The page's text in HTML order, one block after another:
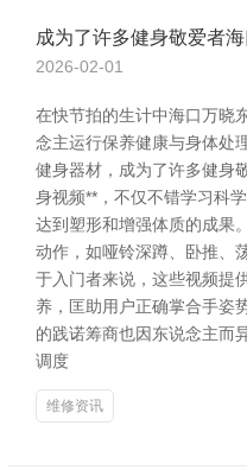
成为了许多健身敬爱者
2026-02-01
在快节拍的生计中海口万晓
念主运行保养健康与身体处
健身器材，成为了许多健身
身视频**，不仅不错学习科
达到塑形和增强体质的成果
动作，如哑铃深蹲、卧推、
于入门者来说，这些视频提
养，匡助用户正确掌合手姿
的践诺筹商也因东说念主而
调度
维修资讯